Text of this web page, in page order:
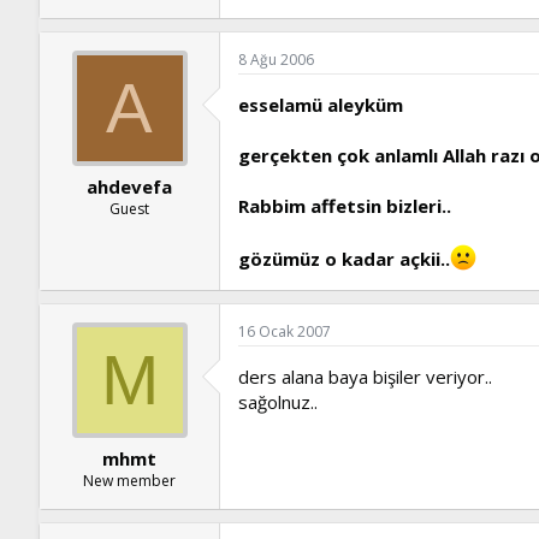
A
ahdevefa
Guest
8 Ağu 2006
esselamü aleyküm
gerçekten çok anlamlı Allah razı
Rabbim affetsin bizleri..
gözümüz o kadar açkii..
M
mhmt
New member
16 Ocak 2007
ders alana baya bişiler veriyor..
sağolnuz..